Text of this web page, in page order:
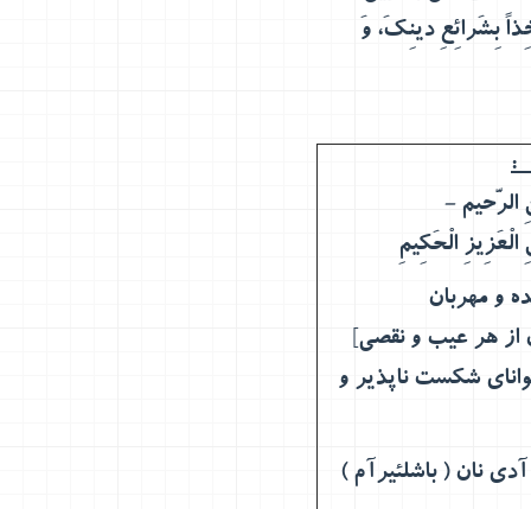
بِشَرائِعِ دینِکَ، وَ
الْحَكِيمِ
و مهربان
از هر عیب و نقصی]
شکست ناپذیر و
نان ( باشلئیرآم )